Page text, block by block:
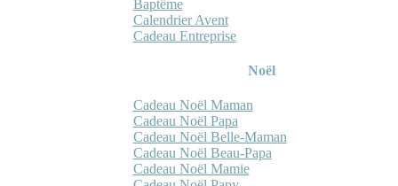
Baptême
Calendrier Avent
Cadeau Entreprise
Noël
Cadeau Noël Maman
Cadeau Noël Papa
Cadeau Noël Belle-Maman
Cadeau Noël Beau-Papa
Cadeau Noël Mamie